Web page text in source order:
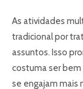
As atividades
tradicional por
assuntos. Isso
costuma ser
se engajam mais